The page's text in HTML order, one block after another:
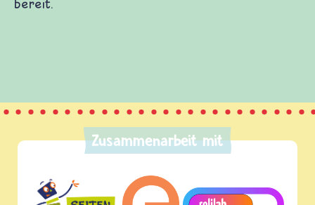
Zusammenarbeit mit